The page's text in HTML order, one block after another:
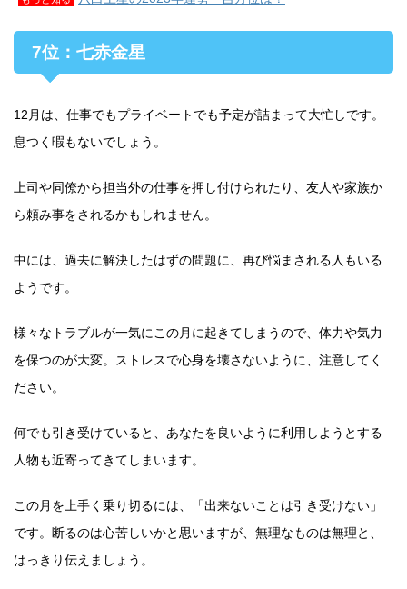
7位：七赤金星
12月は、仕事でもプライベートでも予定が詰まって大忙しです。
息つく暇もないでしょう。
上司や同僚から担当外の仕事を押し付けられたり、友人や家族か
ら頼み事をされるかもしれません。
中には、過去に解決したはずの問題に、再び悩まされる人もいる
ようです。
様々なトラブルが一気にこの月に起きてしまうので、体力や気力
を保つのが大変。ストレスで心身を壊さないように、注意してく
ださい。
何でも引き受けていると、あなたを良いように利用しようとする
人物も近寄ってきてしまいます。
この月を上手く乗り切るには、「出来ないことは引き受けない」
です。断るのは心苦しいかと思いますが、無理なものは無理と、
はっきり伝えましょう。